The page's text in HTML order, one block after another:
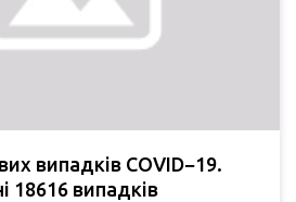
випадків COVID−19.
18616 випадків